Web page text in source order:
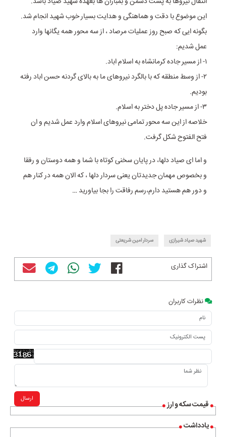
قیمت سکه و ارز
یادداشت
این موضوع با دقت و هماهنگی و هدایت بسیار خوب شهید انجام شد.
بگونه ایی که صبح روز عملیات مرصاد ، از سه محور همه یگانها وارد
عمل شدیم:
١- از مسیر جاده کرمانشاه به اسلام اباد.
٢- از وسط منطقه که با بالگرد نیروهای ما به بالای گردنه حسن اباد رفته
بودیم.
٣- از مسیر جاده پل دختر به اسلام.
خلاصه از این سه محور تمامی نیروهای اسلام وارد عمل شدیم و ان
فتح الفتوح شکل گرفت.
و اما ای صیاد دلها، در پایان سخنی کوتاه با شما و همه دوستان و رفقا
و بخصوص مهمان جدیدتان یعنی سردار دلها ، که الان همه در کنار هم
و دور هم هستید دارم،رسم رفاقت را بجا بیاورید …
شهید صیاد شیرازی سردار امین شریعتی
اشتراک گذاری
نظرات کاربران
ارسال